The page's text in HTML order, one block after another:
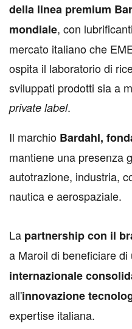
della linea premium
mondiale, con
mercato italiano che
ospita il laboratorio di
sviluppati prodotti sia a
private label.
Il marchio Bardahl,
mantiene una presenza
autotrazione, industria,
nautica e aerospaziale.
La partnership con il
a Maroil di beneficiare di
internazionale
all'innovazione
expertise italiana.